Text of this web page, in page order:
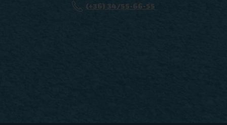
(+36) 34/55-66-55